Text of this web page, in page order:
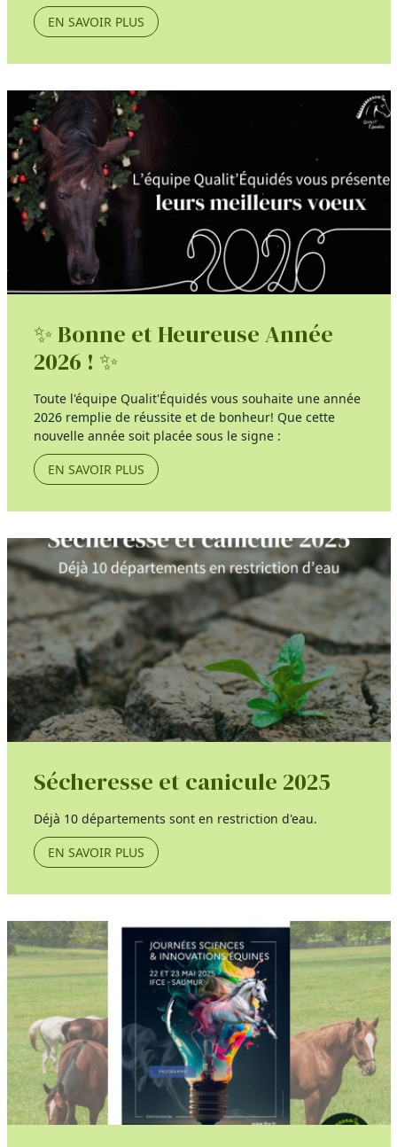
EN SAVOIR PLUS
✨ Bonne et Heureuse Année
2026 ! ✨
Toute l'équipe Qualit'Équidés vous souhaite une année
2026 remplie de réussite et de bonheur! Que cette
nouvelle année soit placée sous le signe :
EN SAVOIR PLUS
Sécheresse et canicule 2025
Déjà 10 départements sont en restriction d'eau.
EN SAVOIR PLUS